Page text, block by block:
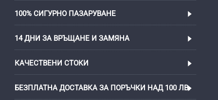
100% СИГУРНО ПАЗАРУВАНЕ
14 ДНИ ЗА ВРЪЩАНЕ И ЗАМЯНА
КАЧЕСТВЕНИ СТОКИ
БЕЗПЛАТНА ДОСТАВКА ЗА ПОРЪЧКИ НАД 100 ЛВ.